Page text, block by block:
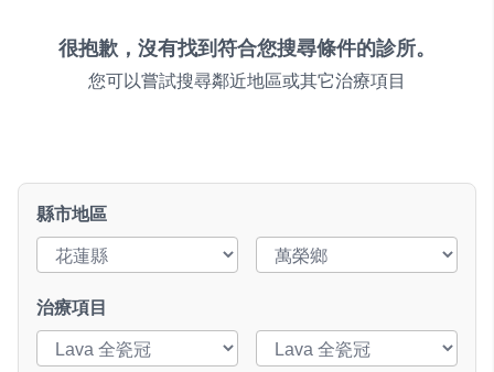
很抱歉，沒有找到符合您搜尋條件的診所。
您可以嘗試搜尋鄰近地區或其它治療項目
縣市地區
治療項目